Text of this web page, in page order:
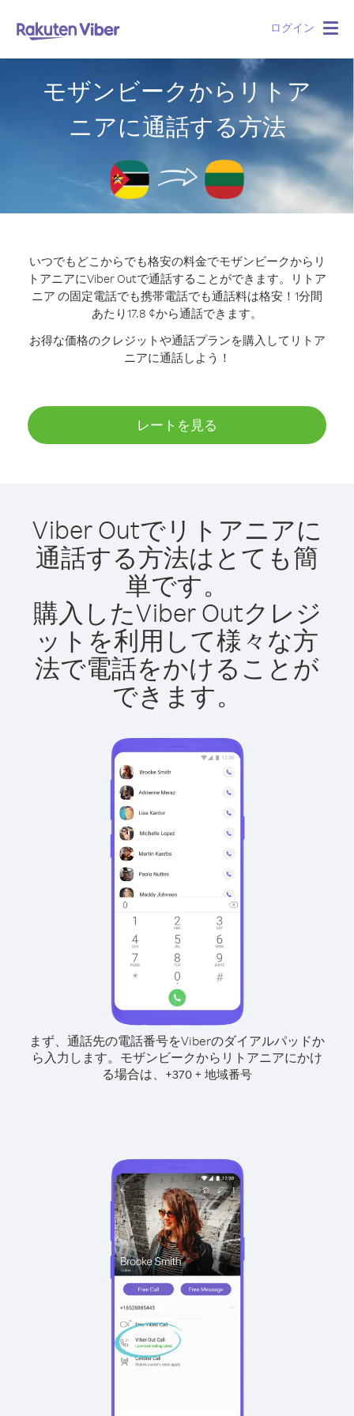
ログイン
モザンビークからリトア
ニアに通話する方法
いつでもどこからでも格安の料金でモザンビークからリ
トアニアにViber Outで通話することができます。
リトア
ニア の固定電話でも携帯電話でも通話料は格安！1分間
あたり17.8 ¢から通話できます。
お得な価格のクレジットや通話プランを購入してリトア
ニアに通話しよう！
レートを見る
Viber Outでリトアニアに
通話する方法はとても簡
単です。
購入したViber Outクレジ
ットを利用して様々な方
法で電話をかけることが
できます。
まず、通話先の電話番号をViberのダイアルパッドか
ら入力します。 モザンビークからリトアニアにかけ
る場合は、 +370 + 地域番号